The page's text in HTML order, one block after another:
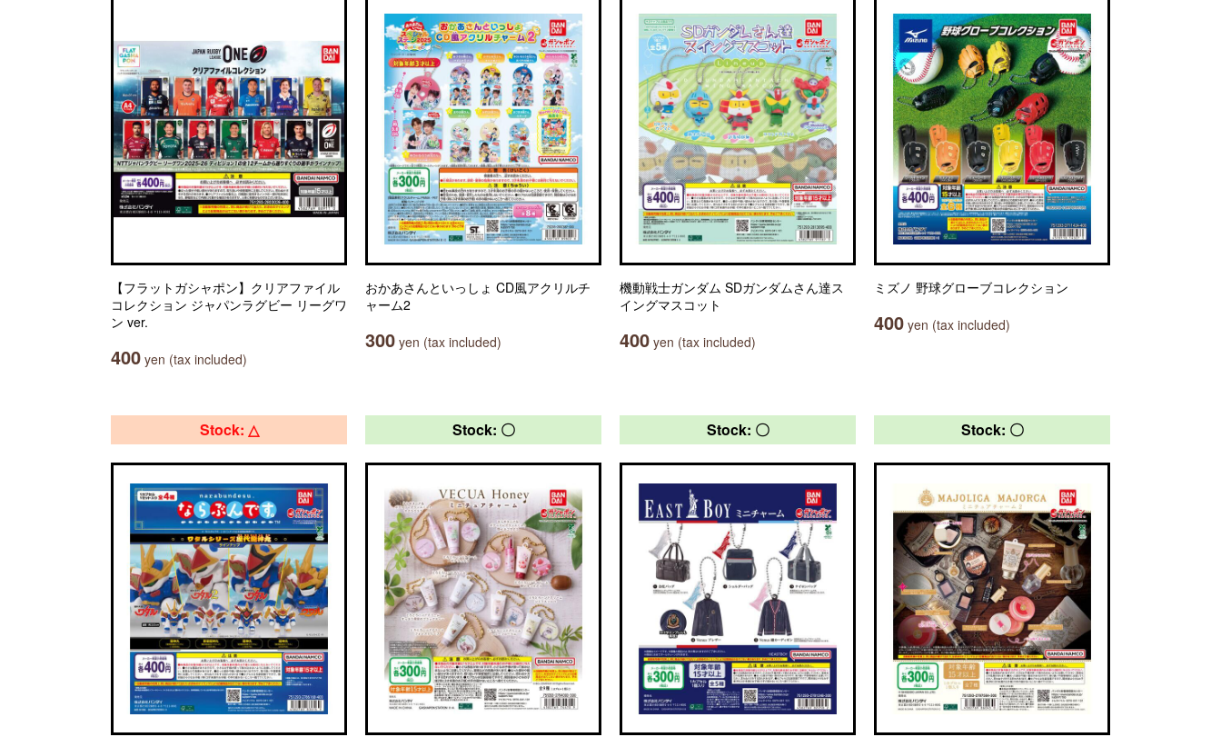
【フラットガシャポン】クリアファイル
コレクション ジャパンラグビー リーグワ
ン ver.
400 yen (tax included)
おかあさんといっしょ CD風アクリルチ
ャーム2
300 yen (tax included)
機動戦士ガンダム SDガンダムさん達ス
イングマスコット
400 yen (tax included)
ミズノ 野球グローブコレクション
400 yen (tax included)
Stock: △ Stock: 〇 Stock: 〇 Stock: 〇